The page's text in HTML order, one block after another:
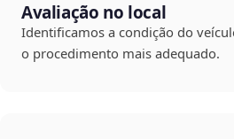
Avaliação no local
Identificamos a condição do
o procedimento mais adequado.